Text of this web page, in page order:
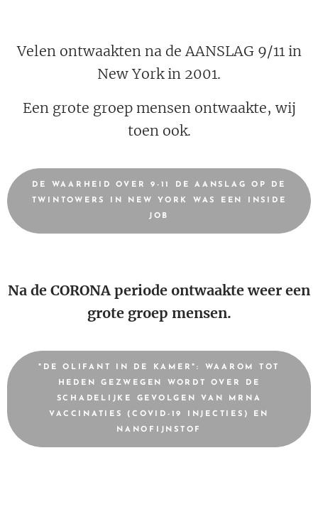
Velen ontwaakten na de AANSLAG 9/11 in
New York in 2001.
Een grote groep mensen ontwaakte, wij
toen ook.
DE WAARHEID OVER 9-11 DE AANSLAG OP DE
TWINTOWERS IN NEW YORK WAS EEN INSIDE
JOB
Na de CORONA periode ontwaakte weer een
grote groep mensen.
"DE OLIFANT IN DE KAMER": WAAROM TOT
HEDEN GEZWEGEN WORDT OVER DE
SCHADELIJKE GEVOLGEN VAN MRNA
VACCINATIES (COVID-19 INJECTIES) EN
NANOFIJNSTOF